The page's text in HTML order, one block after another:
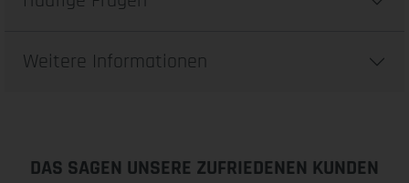
Weitere Informationen
DAS SAGEN UNSERE ZUFRIEDENEN KUNDEN